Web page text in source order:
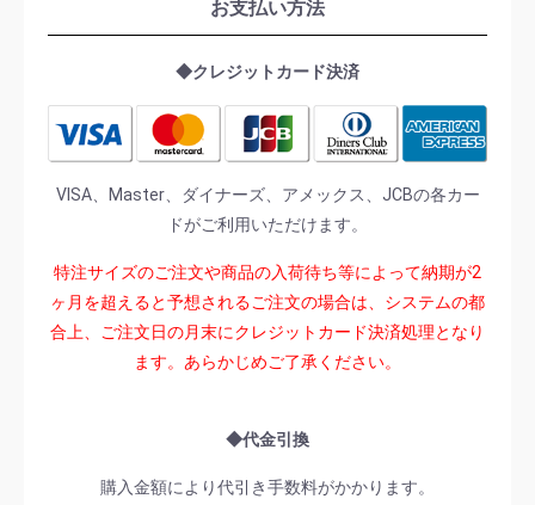
お支払い方法
◆クレジットカード決済
VISA、Master、ダイナーズ、アメックス、JCBの各カー
ドがご利用いただけます。
特注サイズのご注文や商品の入荷待ち等によって納期が2
ヶ月を超えると予想されるご注文の場合は、システムの都
合上、ご注文日の月末にクレジットカード決済処理となり
ます。あらかじめご了承ください。
◆代金引換
購入金額により代引き手数料がかかります。